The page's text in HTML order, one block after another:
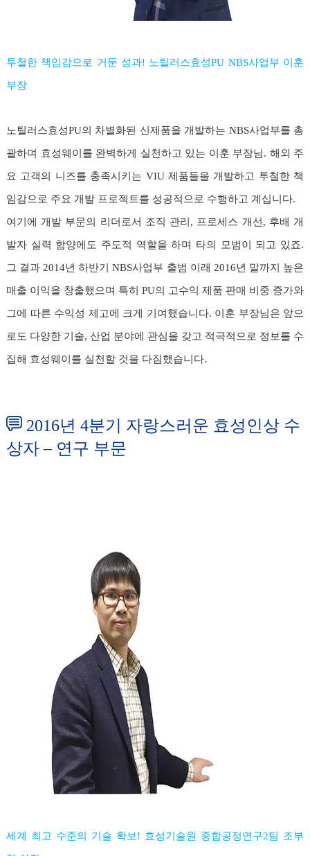
투철한 책임감으로 거둔 성과! 노틸러스효성PU NBS사업부 이훈
부장
노틸러스효성PU의 차별화된 신제품을 개발하는 NBS사업부를 총
괄하며 효성웨이를 완벽하게 실천하고 있는 이훈 부장님. 해외 주
요 고객의 니즈를 충족시키는 VIU 제품들을 개발하고 투철한 책
임감으로 주요 개발 프로젝트를 성공적으로 수행하고 계십니다.
여기에 개발 부문의 리더로서 조직 관리, 프로세스 개선, 후배 개
발자 실력 함양에도 주도적 역할을 하며 타의 모범이 되고 있죠.
그 결과 2014년 하반기 NBS사업부 출범 이래 2016년 말까지 높은
매출 이익을 창출했으며 특히 PU의 고수익 제품 판매 비중 증가와
그에 따른 수익성 제고에 크게 기여했습니다. 이훈 부장님은 앞으
로도 다양한 기술, 산업 분야에 관심을 갖고 적극적으로 정보를 수
집해 효성웨이를 실천할 것을 다짐했습니다.
2016년 4분기 자랑스러운 효성인상 수
상자 – 연구 부문
세계 최고 수준의 기술 확보! 효성기술원 중합공정연구2팀 조부